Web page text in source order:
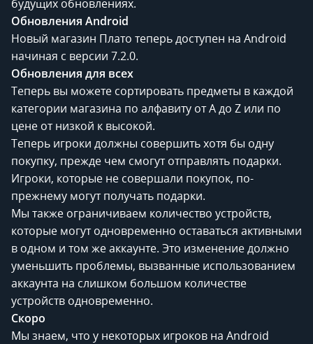
будущих обновлениях.
Обновления Android
Новый магазин Плато теперь доступен на Android
начиная с версии 7.2.0.
Обновления для всех
Теперь вы можете сортировать предметы в каждой
категории магазина по алфавиту от A до Z или по
цене от низкой к высокой.
Теперь игроки должны совершить хотя бы одну
покупку, прежде чем смогут отправлять подарки.
Игроки, которые не совершали покупок, по-
прежнему могут получать подарки.
Мы также ограничиваем количество устройств,
которые могут одновременно оставаться активными
в одном и том же аккаунте. Это изменение должно
уменьшить проблемы, вызванные использованием
аккаунта на слишком большом количестве
устройств одновременно.
Скоро
Мы знаем, что у некоторых игроков на Android